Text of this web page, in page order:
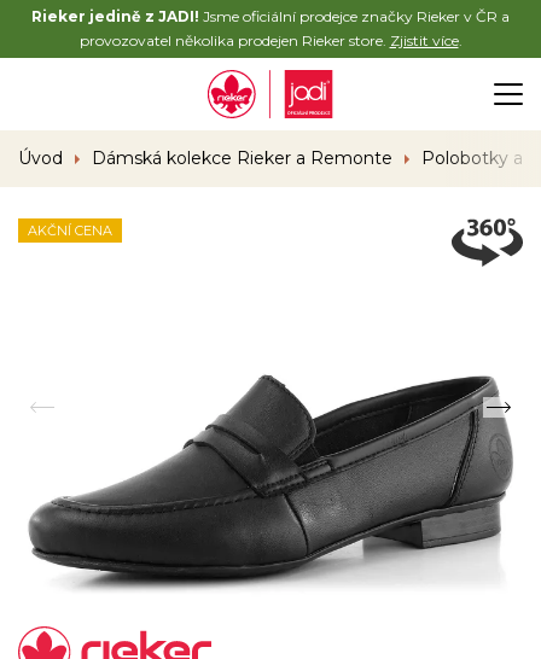
Rieker jedině z JADI! Jsme oficiální prodejce značky Rieker v ČR a
provozovatel několika prodejen Rieker store. Zjistit více.
Úvod Dámská kolekce Rieker a Remonte Polobotky a
AKČNÍ CENA